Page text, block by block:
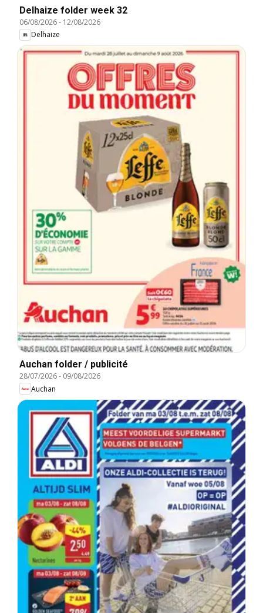
Delhaize folder week 32
06/08/2026- 12/08/2026
Delhaize
Auchan folder / publicité
28/07/2026- 09/08/2026
Auchan